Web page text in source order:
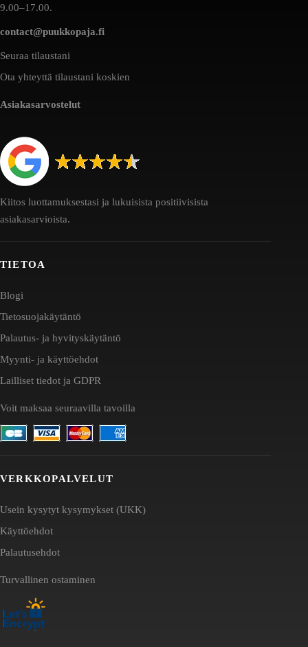
9.00–17.00.
contact@puukkopaja.fi
Seuraa tilaustani
Ota yhteyttä tilaustani koskien
Asiakasarvostelut
Kiitos luottamuksestasi ja lukuisista positiivisista
asiakasarvioista.
TIETOA
Blogi
Tietosuojakäytäntö
Palautus- ja hyvityskäytäntö
Myynti- ja käyttöehdot
Lailliset tiedot ja GDPR
Voit maksaa seuraavilla tavoilla
VERKKOPALVELUT
Usein kysytyt kysymykset (UKK)
Käyttöehdot
Palautusehdot
Turvallinen ostaminen